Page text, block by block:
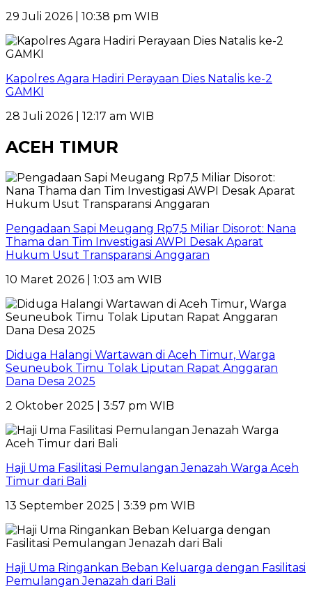
29 Juli 2026 | 10:38 pm WIB
Kapolres Agara Hadiri Perayaan Dies Natalis ke-2
GAMKI
28 Juli 2026 | 12:17 am WIB
ACEH TIMUR
Pengadaan Sapi Meugang Rp7,5 Miliar Disorot: Nana
Thama dan Tim Investigasi AWPI Desak Aparat
Hukum Usut Transparansi Anggaran
10 Maret 2026 | 1:03 am WIB
Diduga Halangi Wartawan di Aceh Timur, Warga
Seuneubok Timu Tolak Liputan Rapat Anggaran
Dana Desa 2025
2 Oktober 2025 | 3:57 pm WIB
Haji Uma Fasilitasi Pemulangan Jenazah Warga Aceh
Timur dari Bali
13 September 2025 | 3:39 pm WIB
Haji Uma Ringankan Beban Keluarga dengan Fasilitasi
Pemulangan Jenazah dari Bali